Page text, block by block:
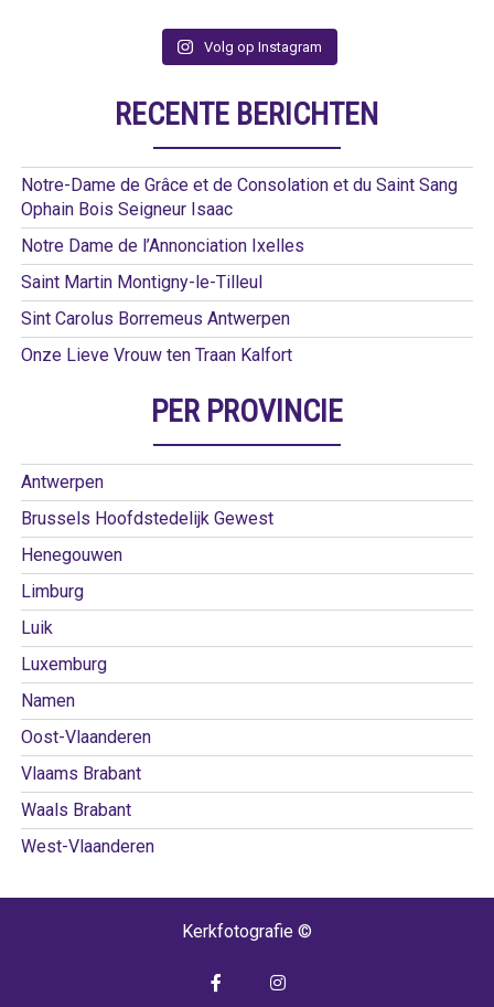
Volg op Instagram
RECENTE BERICHTEN
Notre-Dame de Grâce et de Consolation et du Saint Sang
Ophain Bois Seigneur Isaac
Notre Dame de l’Annonciation Ixelles
Saint Martin Montigny-le-Tilleul
Sint Carolus Borremeus Antwerpen
Onze Lieve Vrouw ten Traan Kalfort
PER PROVINCIE
Antwerpen
Brussels Hoofdstedelijk Gewest
Henegouwen
Limburg
Luik
Luxemburg
Namen
Oost-Vlaanderen
Vlaams Brabant
Waals Brabant
West-Vlaanderen
Kerkfotografie ©